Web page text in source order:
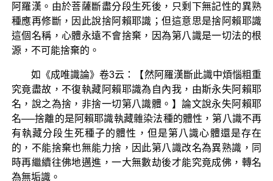
阿羅漢。由於菩薩斷盡分段生死後，只剩下無記性的異熟
種應再修斷，因此說捨阿賴耶識；但這意思是捨阿賴耶識
這個名稱，心體永遠不會捨棄，因為第八識是一切法的根
源，不可能捨棄的。
如《成唯識論》卷3云：【然阿羅漢斷此識中煩惱粗重
究竟盡故，不復執藏阿賴耶識為自內我，由斯永失阿賴耶
名，說之為捨，非捨一切第八識體。】論文說永失阿賴耶
名──捨離的是阿賴耶識執藏雜染法種的體性，第八識不再
有執藏分段生死種子的體性，但是第八識心體還是存在
的，不能捨棄也無能力捨，因此第八識改名為異熟識，同
時再繼續往佛地邁進，一大無數劫後才能究竟成佛，轉名
為無垢識。